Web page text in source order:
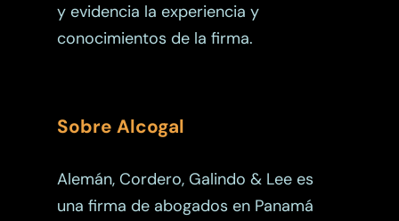
y evidencia la experiencia y
conocimientos de la firma.
Sobre Alcogal
Alemán, Cordero, Galindo & Lee es
una firma de abogados en Panamá